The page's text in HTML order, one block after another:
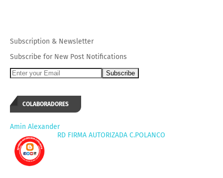
Subscription & Newsletter
Subscribe for New Post Notifications
COLABORADORES
Amin Alexander
RD FIRMA AUTORIZADA C.POLANCO